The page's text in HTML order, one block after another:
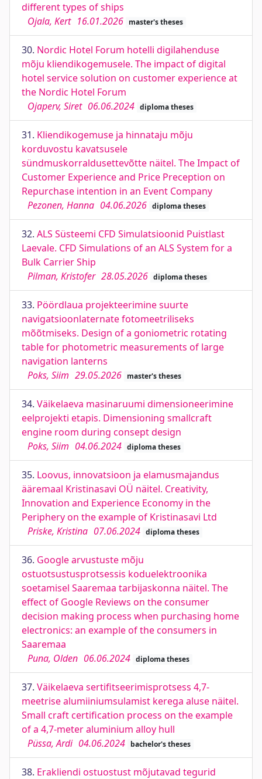
different types of ships
Ojala, Kert 16.01.2026 master's theses
30. Nordic Hotel Forum hotelli digilahenduse
mõju kliendikogemusele. The impact of digital
hotel service solution on customer experience at
the Nordic Hotel Forum
Ojaperv, Siret 06.06.2024 diploma theses
31. Kliendikogemuse ja hinnataju mõju
korduvostu kavatsusele
sündmuskorraldusettevõtte näitel. The Impact of
Customer Experience and Price Preception on
Repurchase intention in an Event Company
Pezonen, Hanna 04.06.2026 diploma theses
32. ALS Süsteemi CFD Simulatsioonid Puistlast
Laevale. CFD Simulations of an ALS System for a
Bulk Carrier Ship
Pilman, Kristofer 28.05.2026 diploma theses
33. Pöördlaua projekteerimine suurte
navigatsioonlaternate fotomeetriliseks
mõõtmiseks. Design of a goniometric rotating
table for photometric measurements of large
navigation lanterns
Poks, Siim 29.05.2026 master's theses
34. Väikelaeva masinaruumi dimensioneerimine
eelprojekti etapis. Dimensioning smallcraft
engine room during consept design
Poks, Siim 04.06.2024 diploma theses
35. Loovus, innovatsioon ja elamusmajandus
ääremaal Kristinasavi OÜ näitel. Creativity,
Innovation and Experience Economy in the
Periphery on the example of Kristinasavi Ltd
Priske, Kristina 07.06.2024 diploma theses
36. Google arvustuste mõju
ostuotsustusprotsessis koduelektroonika
soetamisel Saaremaa tarbijaskonna näitel. The
effect of Google Reviews on the consumer
decision making process when purchasing home
electronics: an example of the consumers in
Saaremaa
Puna, Olden 06.06.2024 diploma theses
37. Väikelaeva sertifitseerimisprotsess 4,7-
meetrise alumiiniumsulamist kerega aluse näitel.
Small craft certification process on the example
of a 4,7-meter aluminium alloy hull
Püssa, Ardi 04.06.2024 bachelor's theses
38. Erakliendi ostuostust mõjutavad tegurid